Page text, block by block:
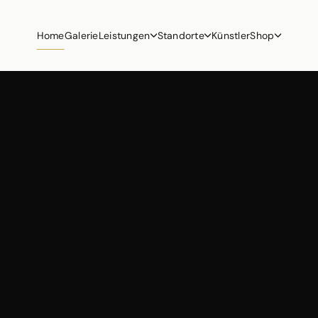
HomeGalerieLeistungen Standorte KünstlerShop